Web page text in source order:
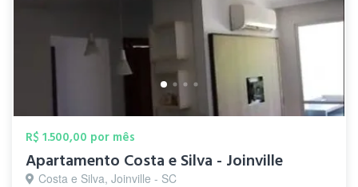
R$ 1.500,00 por mês
Apartamento Costa e Silva - Joinville
Costa e Silva, Joinville - SC